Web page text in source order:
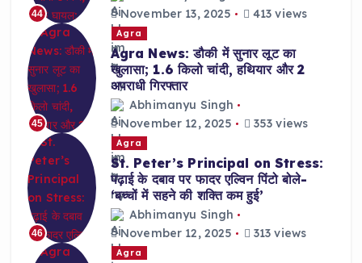
44
November 13, 2025
413 views
45
Agra
Agra News: डौकी में सुनार लूट का
खुलासा; 1.6 किलो चांदी, हथियार और 2
अपराधी गिरफ्तार
Abhimanyu Singh
November 12, 2025
353 views
46
Agra
St. Peter’s Principal on Stress:
पढ़ाई के दबाव पर फादर एल्विन पिंटो बोले-
‘बच्चों में सहने की शक्ति कम हुई’
Abhimanyu Singh
November 12, 2025
313 views
Agra